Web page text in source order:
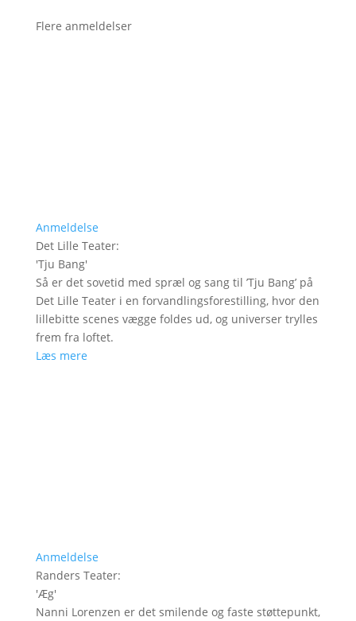
Flere anmeldelser
Anmeldelse
Det Lille Teater:
'Tju Bang'
Så er det sovetid med spræl og sang til ’Tju Bang’ på
Det Lille Teater i en forvandlingsforestilling, hvor den
lillebitte scenes vægge foldes ud, og universer trylles
frem fra loftet.
Læs mere
Anmeldelse
Randers Teater:
'Æg'
Nanni Lorenzen er det smilende og faste støttepunkt,